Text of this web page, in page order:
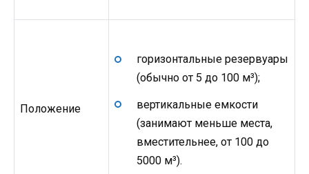
Положение
горизонтальные резервуары
(обычно от 5 до 100 м³);
вертикальные емкости
(занимают меньше места,
вместительнее, от 100 до
5000 м³).